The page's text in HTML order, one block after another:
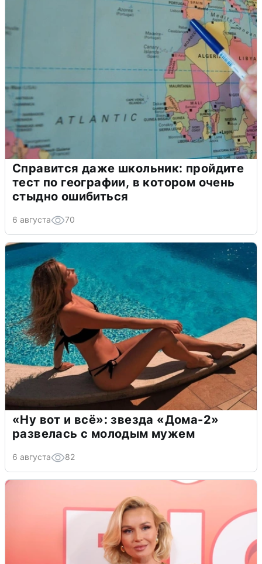
Справится даже школьник: пройдите
тест по географии, в котором очень
стыдно ошибиться
6 августа 70
«Ну вот и всё»: звезда «Дома-2»
развелась с молодым мужем
6 августа 82